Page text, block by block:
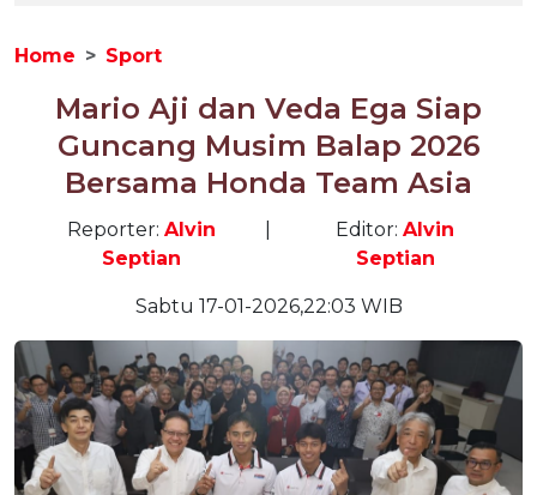
Home Sport
Mario Aji dan Veda Ega Siap
Guncang Musim Balap 2026
Bersama Honda Team Asia
Reporter: Alvin
Septian
Editor:Alvin
Septian
Sabtu 17-01-2026,22:03 WIB